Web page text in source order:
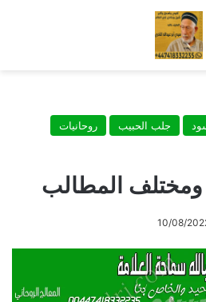
جلب الحبيب
روحانيات
ومختلف المطالب
10/08/